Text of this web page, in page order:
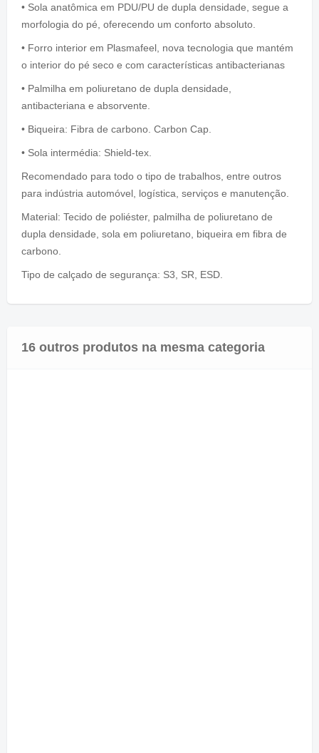
• Sola anatômica em PDU/PU de dupla densidade, segue a
morfologia do pé, oferecendo um conforto absoluto.
• Forro interior em Plasmafeel, nova tecnologia que mantém
o interior do pé seco e com características antibacterianas
• Palmilha em poliuretano de dupla densidade,
antibacteriana e absorvente.
• Biqueira: Fibra de carbono. Carbon Cap.
• Sola intermédia: Shield-tex.
Recomendado para todo o tipo de trabalhos, entre outros
para indústria automóvel, logística, serviços e manutenção.
Material: Tecido de poliéster, palmilha de poliuretano de
dupla densidade, sola em poliuretano, biqueira em fibra de
carbono.
Tipo de calçado de segurança: S3, SR, ESD.
16 outros produtos na mesma categoria